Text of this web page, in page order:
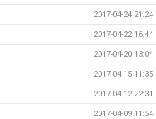
2017-04-24 21:24
2017-04-22 16:44
2017-04-20 13:04
2017-04-15 11:35
2017-04-12 22:31
2017-04-09 11:54